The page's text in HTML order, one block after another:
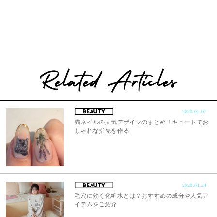
2020.02.07
猫ネイルの人気デザインのまとめ！キュートでお
しゃれな指先を作る
2020.01.24
毛穴に効く化粧水とは？おすすめの成分や人気ア
イテムをご紹介